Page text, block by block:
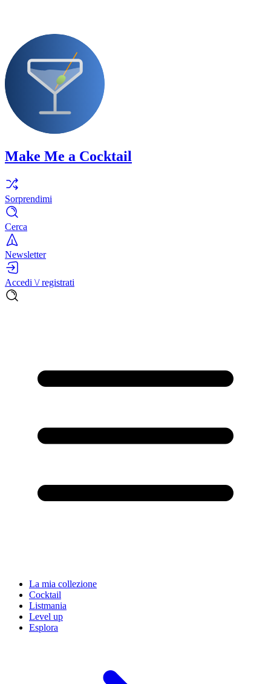
Make Me a Cocktail
Sorprendimi
Cerca
Newsletter
Accedi \/ registrati
La mia collezione
Cocktail
Listmania
Level up
Esplora